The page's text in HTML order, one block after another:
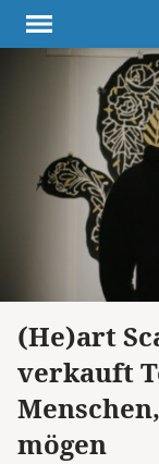
Themen
Buchtipps
(He)art
verkauft
mögen